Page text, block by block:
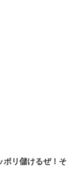
ポリ儲けるぜ！そ